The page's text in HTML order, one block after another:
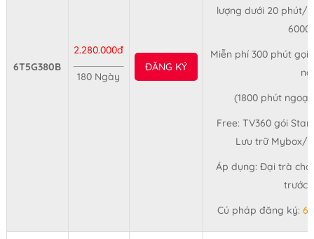
6T5G380B
2.280.000đ
180 Ngày
ĐĂNG KÝ
lượng dưới 20 phút/
6000
Miễn phí 300 phút
(1800 phút
Free: TV360 gói
Lưu trữ Mybox/
Áp dụng: Đại trà
trước
Cú pháp đăng ký: